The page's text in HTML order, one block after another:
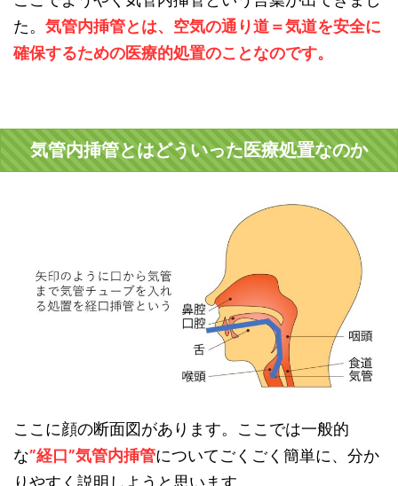
た。 気管内挿管とは、空気の通り道＝気道を安全に
確保するための医療的処置のことなのです。
気管内挿管とはどういった医療処置なのか
ここに顔の断面図があります。ここでは一般的
な”経口”気管内挿管についてごくごく簡単に、分か